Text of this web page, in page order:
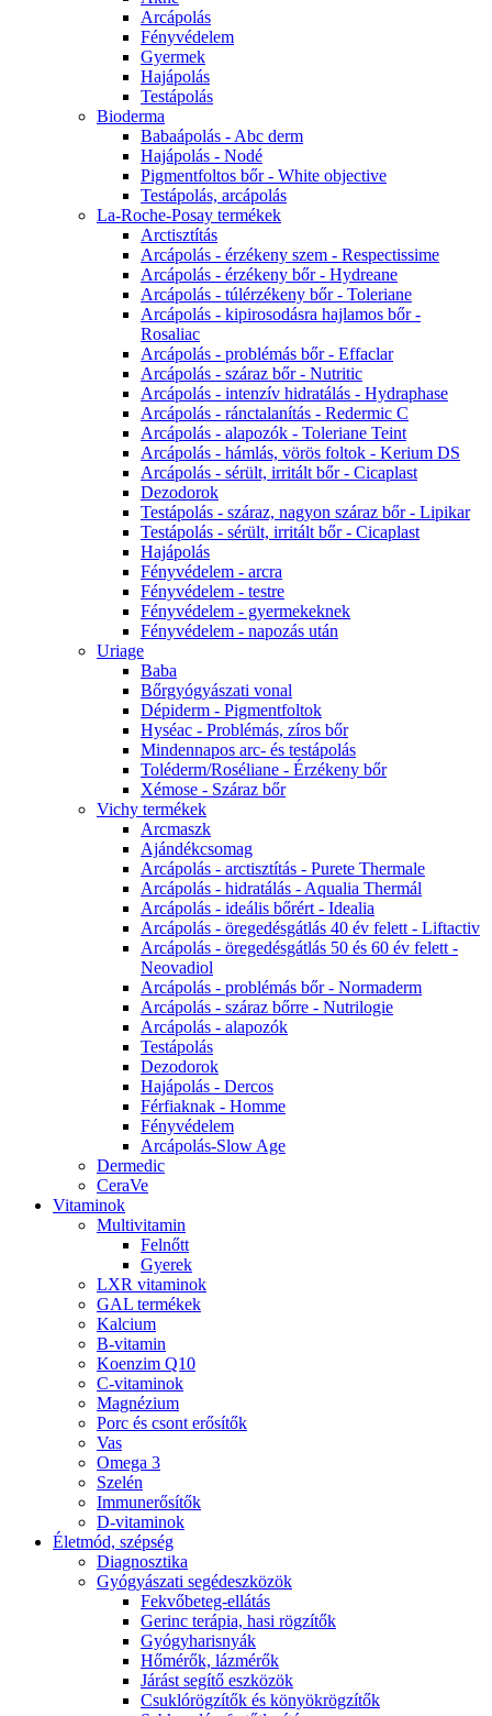
Arcápolás
Fényvédelem
Gyermek
Hajápolás
Testápolás
Bioderma
Babaápolás - Abc derm
Hajápolás - Nodé
Pigmentfoltos bőr - White objective
Testápolás, arcápolás
La-Roche-Posay termékek
Arctisztítás
Arcápolás - érzékeny szem - Respectissime
Arcápolás - érzékeny bőr - Hydreane
Arcápolás - túlérzékeny bőr - Toleriane
Arcápolás - kipirosodásra hajlamos bőr -
Rosaliac
Arcápolás - problémás bőr - Effaclar
Arcápolás - száraz bőr - Nutritic
Arcápolás - intenzív hidratálás - Hydraphase
Arcápolás - ránctalanítás - Redermic C
Arcápolás - alapozók - Toleriane Teint
Arcápolás - hámlás, vörös foltok - Kerium DS
Arcápolás - sérült, irritált bőr - Cicaplast
Dezodorok
Testápolás - száraz, nagyon száraz bőr - Lipikar
Testápolás - sérült, irritált bőr - Cicaplast
Hajápolás
Fényvédelem - arcra
Fényvédelem - testre
Fényvédelem - gyermekeknek
Fényvédelem - napozás után
Uriage
Baba
Bőrgyógyászati vonal
Dépiderm - Pigmentfoltok
Hyséac - Problémás, zíros bőr
Mindennapos arc- és testápolás
Toléderm/Roséliane - Érzékeny bőr
Xémose - Száraz bőr
Vichy termékek
Arcmaszk
Ajándékcsomag
Arcápolás - arctisztítás - Purete Thermale
Arcápolás - hidratálás - Aqualia Thermál
Arcápolás - ideális bőrért - Idealia
Arcápolás - öregedésgátlás 40 év felett - Liftactiv
Arcápolás - öregedésgátlás 50 és 60 év felett -
Neovadiol
Arcápolás - problémás bőr - Normaderm
Arcápolás - száraz bőrre - Nutrilogie
Arcápolás - alapozók
Testápolás
Dezodorok
Hajápolás - Dercos
Férfiaknak - Homme
Fényvédelem
Arcápolás-Slow Age
Dermedic
CeraVe
Vitaminok
Multivitamin
Felnőtt
Gyerek
LXR vitaminok
GAL termékek
Kalcium
B-vitamin
Koenzim Q10
C-vitaminok
Magnézium
Porc és csont erősítők
Vas
Omega 3
Szelén
Immunerősítők
D-vitaminok
Életmód, szépség
Diagnosztika
Gyógyászati segédeszközök
Fekvőbeteg-ellátás
Gerinc terápia, hasi rögzítők
Gyógyharisnyák
Hőmérők, lázmérők
Járást segítő eszközök
Csuklórögzítők és könyökrögzítők